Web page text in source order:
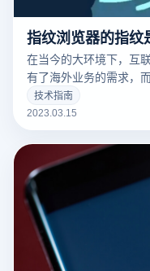
指纹浏览器的指纹
在当今的大环境下，互
有了海外业务的需求，
针对不同的工作内容用
器。要清楚的了解什么
很大的不同
技术指南
2023.03.15